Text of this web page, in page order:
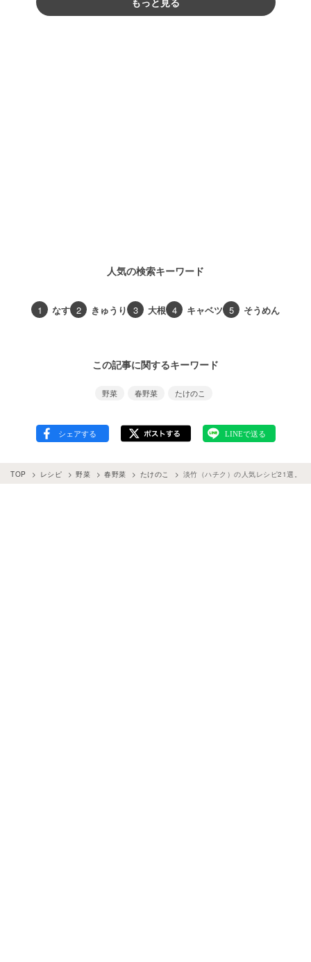
人気の検索キーワード
1 なす 2 きゅうり 3 大根 4 キャベツ 5 そうめん
この記事に関するキーワード
野菜 春野菜 たけのこ
TOP レシピ 野菜 春野菜 たけのこ 淡竹（ハチク）の人気レシピ21選。